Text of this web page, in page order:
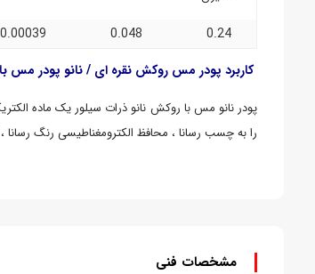
0.24
0.048
0.00039
کاربرد پودر مس روکش نقره ای / نانو پودر مس
پودر نانو مس با روکش نانو ذرات سیلور یک ماده
را به چسب رسانا ، محافظ الکترومغناطیسی رنگ رسانا ،
مشخصات فنی